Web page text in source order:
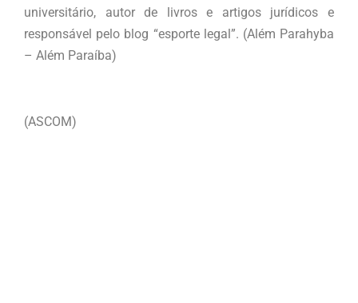
universitário, autor de livros e artigos jurídicos e
responsável pelo blog “esporte legal”. (Além Parahyba
– Além Paraíba)
(ASCOM)